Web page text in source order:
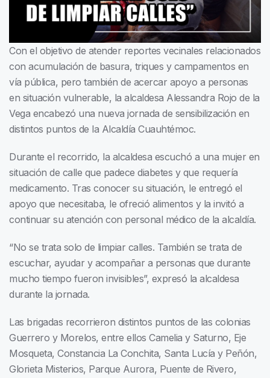
Con el objetivo de atender reportes vecinales relacionados
con acumulación de basura, triques y campamentos en
vía pública, pero también de acercar apoyo a personas
en situación vulnerable, la alcaldesa Alessandra Rojo de la
Vega encabezó una nueva jornada de sensibilización en
distintos puntos de la Alcaldía Cuauhtémoc.
Durante el recorrido, la alcaldesa escuchó a una mujer en
situación de calle que padece diabetes y que requería
medicamento. Tras conocer su situación, le entregó el
apoyo que necesitaba, le ofreció alimentos y la invitó a
continuar su atención con personal médico de la alcaldía.
“No se trata solo de limpiar calles. También se trata de
escuchar, ayudar y acompañar a personas que durante
mucho tiempo fueron invisibles”, expresó la alcaldesa
durante la jornada.
Las brigadas recorrieron distintos puntos de las colonias
Guerrero y Morelos, entre ellos Camelia y Saturno, Eje
Mosqueta, Constancia La Conchita, Santa Lucía y Peñón,
Glorieta Misterios, Parque Aurora, Puente de Rivero,